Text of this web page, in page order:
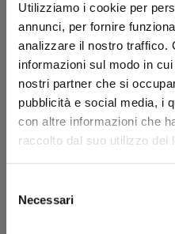
Utilizziamo i cookie per
annunci, per fornire
analizzare il nostro traffico.
informazioni sul modo in
nostri partner che si
pubblicità e social media, i
con altre informazioni che
raccolto dal suo utilizzo dei
delNecessari
sessioni
Comics.
Tutti gli
eventi a
Tutti gli
eventi a
ARRIVA
Una